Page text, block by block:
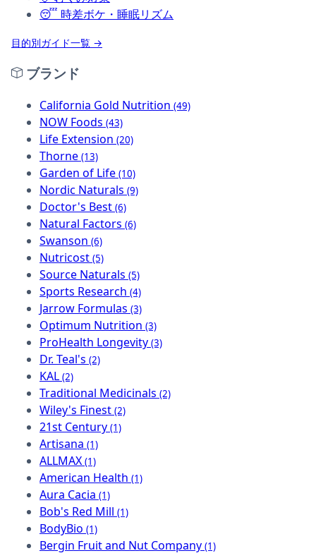
😴 時差ボケ・睡眠リズム
目的別ガイド一覧 →
ブランド
California Gold Nutrition (49)
NOW Foods (43)
Life Extension (20)
Thorne (13)
Garden of Life (10)
Nordic Naturals (9)
Doctor's Best (6)
Natural Factors (6)
Swanson (6)
Nutricost (5)
Source Naturals (5)
Sports Research (4)
Jarrow Formulas (3)
Optimum Nutrition (3)
ProHealth Longevity (3)
Dr. Teal's (2)
KAL (2)
Traditional Medicinals (2)
Wiley's Finest (2)
21st Century (1)
Artisana (1)
ALLMAX (1)
American Health (1)
Aura Cacia (1)
Bob's Red Mill (1)
BodyBio (1)
Bergin Fruit and Nut Company (1)